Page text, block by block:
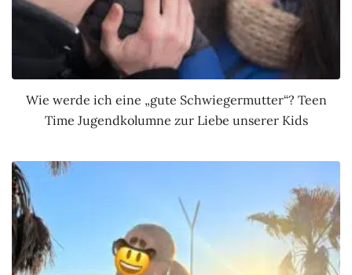
Wie werde ich eine „gute Schwiegermutter“? Teen
Time Jugendkolumne zur Liebe unserer Kids